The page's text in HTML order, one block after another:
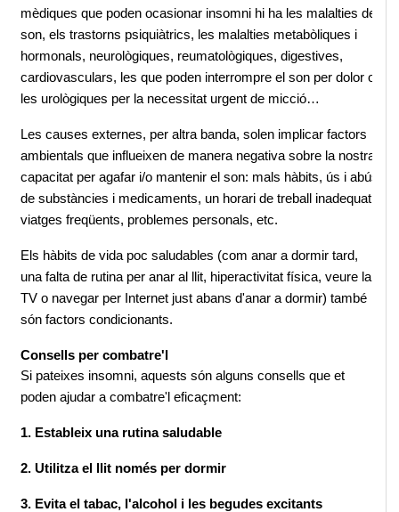
mèdiques que poden ocasionar insomni hi ha les malalties del
son, els trastorns psiquiàtrics, les malalties metabòliques i
hormonals, neurològiques, reumatològiques, digestives,
cardiovasculars, les que poden interrompre el son per dolor o
les urològiques per la necessitat urgent de micció…
Les causes externes, per altra banda, solen implicar factors
ambientals que influeixen de manera negativa sobre la nostra
capacitat per agafar i/o mantenir el son: mals hàbits, ús i abús
de substàncies i medicaments, un horari de treball inadequat,
viatges freqüents, problemes personals, etc.
Els hàbits de vida poc saludables (com anar a dormir tard,
una falta de rutina per anar al llit, hiperactivitat física, veure la
TV o navegar per Internet just abans d'anar a dormir) també
són factors condicionants.
Consells per combatre'l
Si pateixes insomni, aquests són alguns consells que et
poden ajudar a combatre'l eficaçment:
1. Estableix una rutina saludable
2. Utilitza el llit només per dormir
3. Evita el tabac, l'alcohol i les begudes excitants